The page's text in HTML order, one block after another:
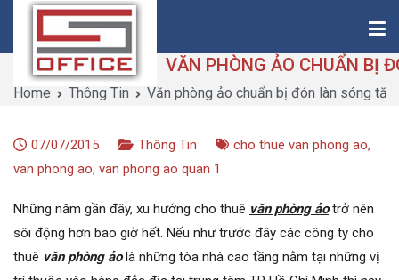
content
Saigon-Office
Saving Is Solution
Home Thông Tin Văn phòng ảo chuẩn bị đón làn sóng
07/07/2015 Thông Tin cho thue van phong ao,
van phong ao, van phong ao quan 1
Những năm gần đây, xu hướng cho thuê văn phòng ảotrở nên
sôi động hơn bao giờ hết. Nếu như trước đây các công ty cho
thuê văn phòng ảolà những tòa nhà cao tầng nằm tại những vị